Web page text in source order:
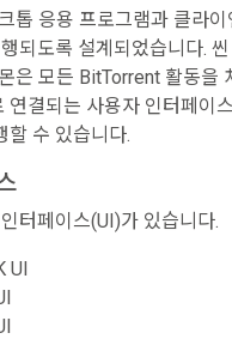
톱 응용 프로그램과 클라이
되도록 설계되었습니다.
은 모든 BitTorrent 활동을
연결되는 사용자 인터페이
할 수 있습니다.
터페이스(UI)가 있습니다.
UI